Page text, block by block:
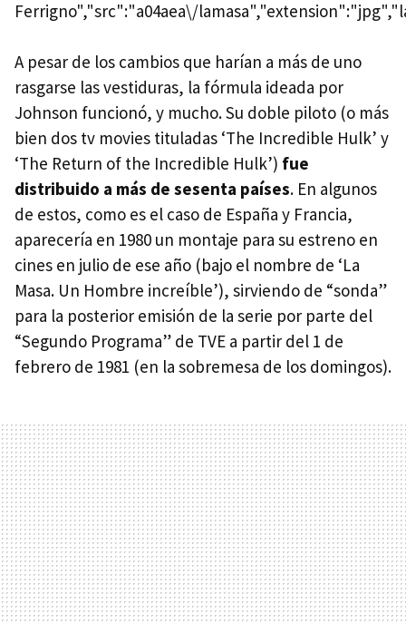
Ferrigno","src":"a04aea\/
A pesar de los cambios que harían a más de uno
rasgarse las vestiduras, la fórmula ideada por
Johnson funcionó, y mucho. Su doble piloto (o más
bien dos tv movies tituladas ‘The Incredible Hulk’ y
‘The Return of the Incredible Hulk’) fue
distribuido a más de sesenta países. En algunos
de estos, como es el caso de España y Francia,
aparecería en 1980 un montaje para su estreno en
cines en julio de ese año (bajo el nombre de ‘La
Masa. Un Hombre increíble’), sirviendo de “sonda”
para la posterior emisión de la serie por parte del
“Segundo Programa” de TVE a partir del 1 de
febrero de 1981 (en la sobremesa de los domingos).